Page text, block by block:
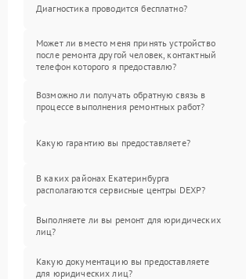
Диагностика проводится бесплатно?
Может ли вместо меня принять устройство
после ремонта другой человек, контактный
телефон которого я предоставлю?
Возможно ли получать обратную связь в
процессе выполнения ремонтных работ?
Какую гарантию вы предоставляете?
В каких районах Екатеринбурга
располагаются сервисные центры DEXP?
Выполняете ли вы ремонт для юридических
лиц?
Какую документацию вы предоставляете
для юридических лиц?